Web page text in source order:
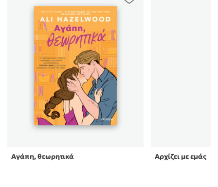
Αγάπη, θεωρητικά Αρχίζει με εμάς